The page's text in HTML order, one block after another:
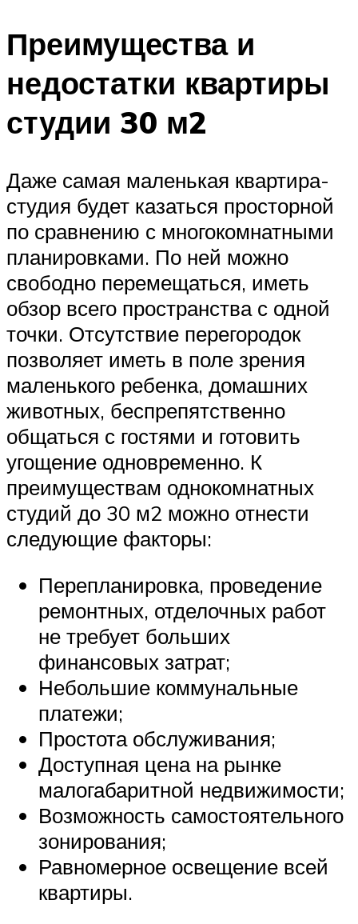
Преимущества и
недостатки квартиры
студии 30 м2
Даже самая маленькая квартира-
студия будет казаться просторной
по сравнению с многокомнатными
планировками. По ней можно
свободно перемещаться, иметь
обзор всего пространства с одной
точки. Отсутствие перегородок
позволяет иметь в поле зрения
маленького ребенка, домашних
животных, беспрепятственно
общаться с гостями и готовить
угощение одновременно. К
преимуществам однокомнатных
студий до 30 м2 можно отнести
следующие факторы:
Перепланировка, проведение
ремонтных, отделочных работ
не требует больших
финансовых затрат;
Небольшие коммунальные
платежи;
Простота обслуживания;
Доступная цена на рынке
малогабаритной недвижимости;
Возможность самостоятельного
зонирования;
Равномерное освещение всей
квартиры.